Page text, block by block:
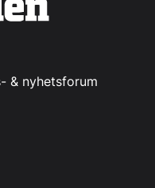
& nyhetsforum